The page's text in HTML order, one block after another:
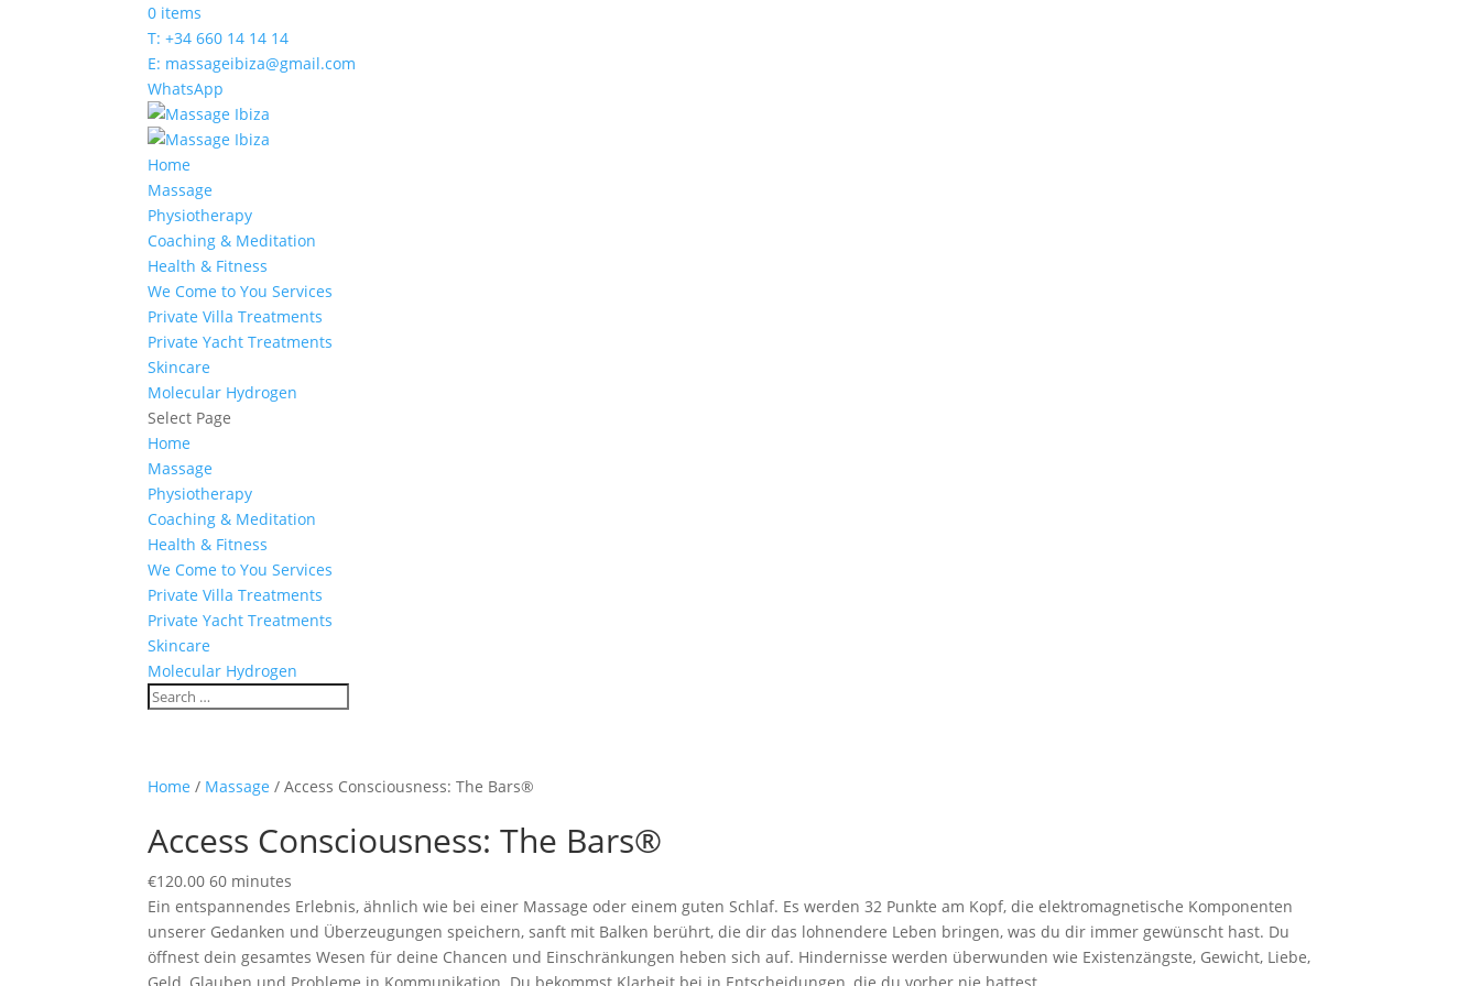
0 items
T: +34 660 14 14 14
E: massageibiza@gmail.com
WhatsApp
Home
Massage
Physiotherapy
Coaching & Meditation
Health & Fitness
We Come to You Services
Private Villa Treatments
Private Yacht Treatments
Skincare
Molecular Hydrogen
Select Page
Home
Massage
Physiotherapy
Coaching & Meditation
Health & Fitness
We Come to You Services
Private Villa Treatments
Private Yacht Treatments
Skincare
Molecular Hydrogen
Home / Massage / Access Consciousness: The Bars®
Access Consciousness: The Bars®
€120.00 60 minutes
Ein entspannendes Erlebnis, ähnlich wie bei einer Massage oder einem guten Schlaf. Es werden 32 Punkte am Kopf, die elektromagnetische Komponenten
unserer Gedanken und Überzeugungen speichern, sanft mit Balken berührt, die dir das lohnendere Leben bringen, was du dir immer gewünscht hast. Du
öffnest dein gesamtes Wesen für deine Chancen und Einschränkungen heben sich auf. Hindernisse werden überwunden wie Existenzängste, Gewicht, Liebe,